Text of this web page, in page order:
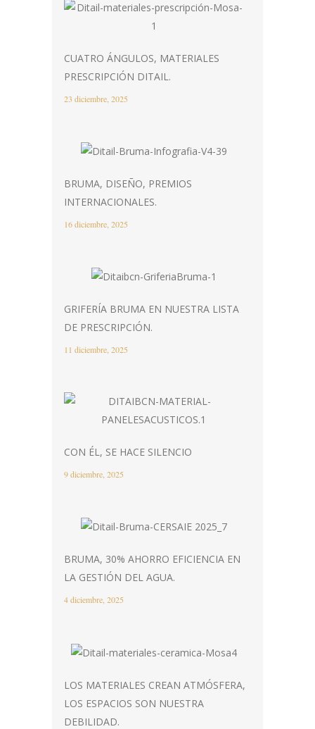
CUATRO ÁNGULOS, MATERIALES
PRESCRIPCIÓN DITAIL.
23 diciembre, 2025
BRUMA, DISEÑO, PREMIOS
INTERNACIONALES.
16 diciembre, 2025
GRIFERÍA BRUMA EN NUESTRA LISTA
DE PRESCRIPCIÓN.
11 diciembre, 2025
CON ÉL, SE HACE SILENCIO
9 diciembre, 2025
BRUMA, 30% AHORRO EFICIENCIA EN
LA GESTIÓN DEL AGUA.
4 diciembre, 2025
LOS MATERIALES CREAN ATMÓSFERA,
LOS ESPACIOS SON NUESTRA
DEBILIDAD.